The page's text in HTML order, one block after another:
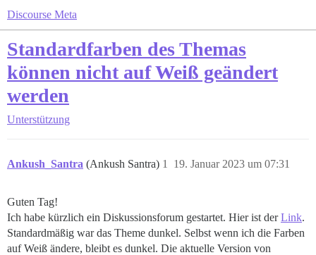
Discourse Meta
Standardfarben des Themas
können nicht auf Weiß geändert
werden
Unterstützung
Ankush_Santra (Ankush Santra) 19. Januar 2023 um 07:31
1
Guten Tag!
Ich habe kürzlich ein Diskussionsforum gestartet. Hier ist derLink.
Standardmäßig war das Theme dunkel. Selbst wenn ich die Farben
auf Weiß ändere, bleibt es dunkel. Die aktuelle Version von